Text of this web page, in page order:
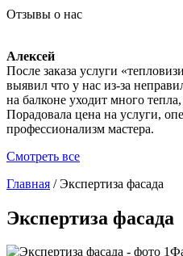
Отзывы о нас
Алексей
После заказа услуги
выявил что у нас из-за
на балконе уходит много
Порадовала цена на услуги,
профессионализм мастера.
Смотреть все
Главная /Экспертиза фасада
Экспертиза фасада